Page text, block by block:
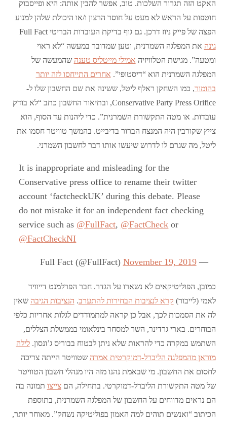
האקט הזה תגרור השלכות. טוב, אפשר להבין אותה: היא ופייסבוק
חוטפות על הראש לא מעט על חוסר הרצון ו/או היכולת שלהן למנוע
הפצה של פייק ניוז דרכן. גם גוף בדיקת העובדות הבריטי Full Fact
גינה את המפלגה השמרנית, וטען שמדובר במעשה “לא ראוי
ומטעה”. מגישת הטלוויזיה אמילי מייטליס טענה שהמעשה של
המפלגה השמרנית הוא “דיסטופי”. אחרים התייחסו לזה יותר
בהומור, כמו השחקן ראלף ליטל, ששינה את שם החשבון שלו ל-
Conservative Party Press Orifice, ובתיאור החשבון כתב “לא בודק
עובדות. או מטה התקשורת השמרנית”. כדי ליהנות עד הסוף, הוא
צייץ שקורבין היה המנצח הברור בדיבייט. בהמשך טוויטר חסמו את
ליטל, מה שגרם לו לדרוש שיעשו אותו דבר לחשבון השמרני.
It is inappropriate and misleading for the
Conservative press office to rename their twitter
account ‘factcheckUK’ during this debate. Please
do not mistake it for an independent fact checking
service such as @FullFact, @FactCheck or
@FactCheckNI
— Full Fact (@FullFact)
November 19, 2019
כמובן, הפוליטיקאים לא נשארו על הגדר. חבר הפרלמנט דייוויד
לאמי (לייבור) קרא לנציבות הבחירות להתערב. הנציבות הגיבה שאין
לה את הסמכות לכך, אבל כן קראה למתמודדים לגלות אחריות כלפי
הבוחרים. בארי גרדינר, השר למסחר בינלאומי בממשלת הצללים,
השתמש במקרה כדי להראות שלא ניתן לבטוח בבוריס ג’ונסון.לילה
מוראן מהמפלגה הליברל-דמוקרטית אמרה שטוויטר הייתה צריכה
לחסום את החשבון. מי שבאמת נהנו מזה היו מנהלי חשבון הטוויטר
של מטה התקשורת הליברל-דמוקרטי. בתחילה, הםצייצו תמונה בה
הם נראים מדווחים על החשבון של המפלגה השמרנית, בתוספת
הכיתוב “ואנשים תוהים למה האמון בפוליטיקה נשחק”. מאוחר יותר,